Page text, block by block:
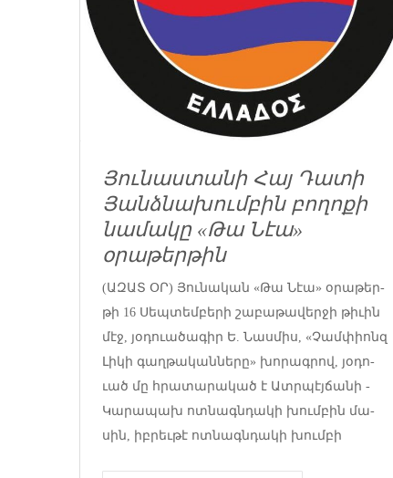
Յունաստանի Հայ Դատի
Յանձնախումբին բողոքի
նամակը «Թա Նէա»
օրաթերթին
(ԱԶԱՏ ՕՐ) Յու­նա­կան «­Թա ­Նէա» օ­րա­թեր­
թի 16 ­Սեպ­տեմ­բե­րի շա­բա­թա­վեր­ջի թի­ւին
մէջ, յօ­դո­ւա­ծա­գիր Ե. ­Նաս­միս, «­Չամ­փիոնզ
­Լի­կի գաղ­թա­կան­նե­րը» խո­րագ­րով, յօ­դո­
ւած­ մը հրա­տա­րա­կած է Ատր­պէյ­ճա­նի ­
Կա­րա­պախ ոտ­նագնդա­կի խում­բին մա­
սին, իբ­րեւ­թէ ոտ­նագն­դա­կի խում­բի